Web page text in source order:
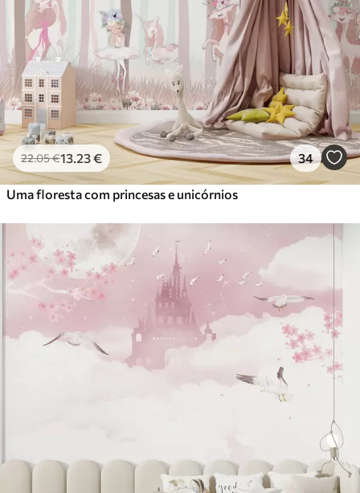
56.67
Vinil Premium
65.0039 .00 €/m²
Peel and Stick
81.6749.00€/m²
22.05€13 .23€ 34
Uma floresta com princesas e unicórnios